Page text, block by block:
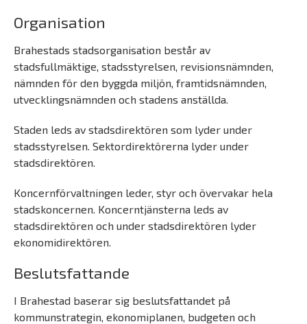
Organisation
Brahestads stadsorganisation består av
stadsfullmäktige, stadsstyrelsen, revisionsnämnden,
nämnden för den byggda miljön, framtidsnämnden,
utvecklingsnämnden och stadens anställda.
Staden leds av stadsdirektören som lyder under
stadsstyrelsen. Sektordirektörerna lyder under
stadsdirektören.
Koncernförvaltningen leder, styr och övervakar hela
stadskoncernen. Koncerntjänsterna leds av
stadsdirektören och under stadsdirektören lyder
ekonomidirektören.
Beslutsfattande
I Brahestad baserar sig beslutsfattandet på
kommunstrategin, ekonomiplanen, budgeten och